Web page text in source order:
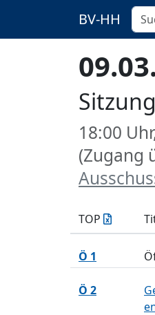
BV-HH
18:00
(Zugang
TOP
Ö 1
Ö 2